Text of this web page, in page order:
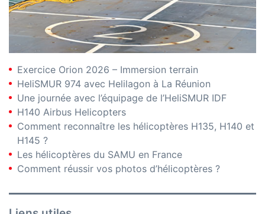
Exercice Orion 2026 – Immersion terrain
HeliSMUR 974 avec Helilagon à La Réunion
Une journée avec l’équipage de l’HeliSMUR IDF
H140 Airbus Helicopters
Comment reconnaître les hélicoptères H135, H140 et
H145 ?
Les hélicoptères du SAMU en France
Comment réussir vos photos d’hélicoptères ?